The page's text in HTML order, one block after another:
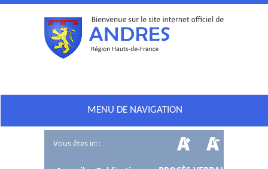
MENU DE NAVIGATION
Vous êtes ici :